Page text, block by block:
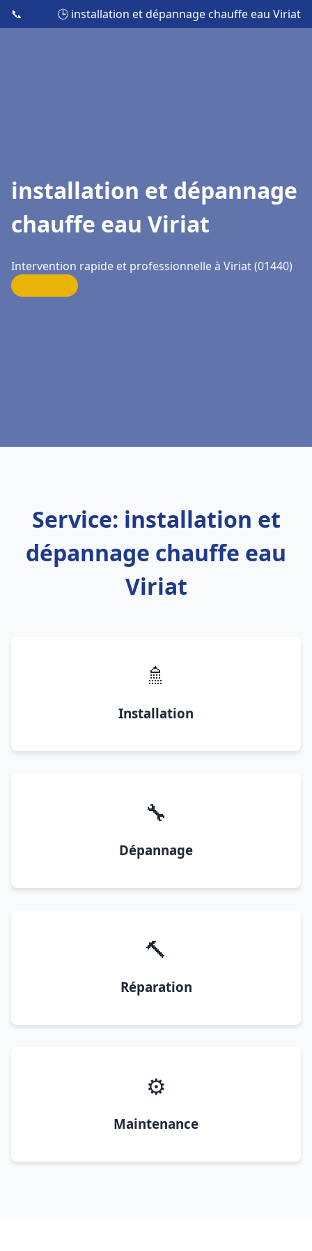
📞 🕒 installation et dépannage chauffe eau Viriat
installation et dépannage
chauffe eau Viriat
Intervention rapide et professionnelle à Viriat (01440)
Service: installation et
dépannage chauffe eau
Viriat
🚿
Installation
🔧
Dépannage
🔨
Réparation
⚙️
Maintenance